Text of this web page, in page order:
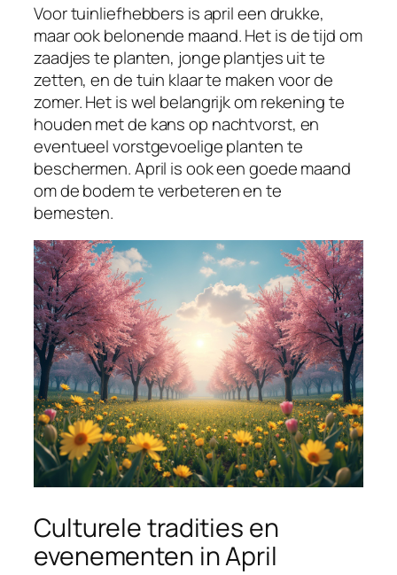
Voor tuinliefhebbers is april een drukke,
maar ook belonende maand. Het is de tijd om
zaadjes te planten, jonge plantjes uit te
zetten, en de tuin klaar te maken voor de
zomer. Het is wel belangrijk om rekening te
houden met de kans op nachtvorst, en
eventueel vorstgevoelige planten te
beschermen. April is ook een goede maand
om de bodem te verbeteren en te
bemesten.
Culturele tradities en
evenementen in April